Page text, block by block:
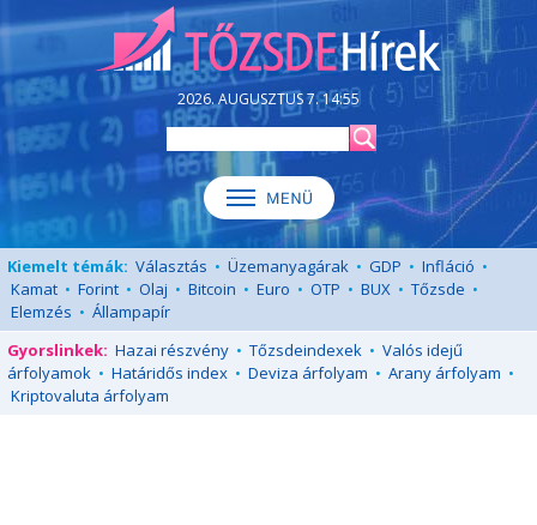
2026. AUGUSZTUS 7. 14:55
Kiemelt témák: Választás • Üzemanyagárak • GDP • Infláció •
Kamat • Forint • Olaj • Bitcoin • Euro • OTP • BUX • Tőzsde •
Elemzés • Állampapír
Gyorslinkek: Hazai részvény • Tőzsdeindexek • Valós idejű
árfolyamok • Határidős index • Deviza árfolyam • Arany árfolyam •
Kriptovaluta árfolyam